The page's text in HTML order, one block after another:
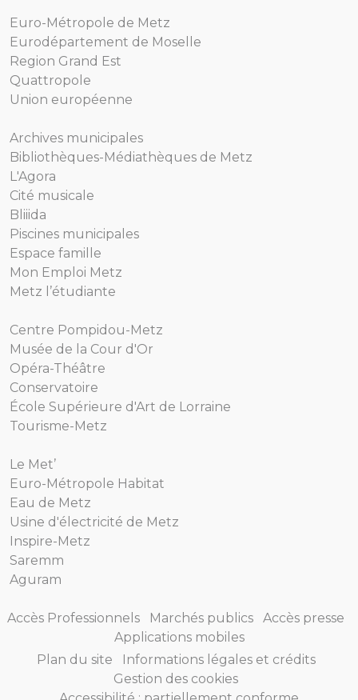
Euro-Métropole de Metz
Eurodépartement de Moselle
Region Grand Est
Quattropole
Union européenne
Archives municipales
Bibliothèques-Médiathèques de Metz
L'Agora
Cité musicale
Bliiida
Piscines municipales
Espace famille
Mon Emploi Metz
Metz l’étudiante
Centre Pompidou-Metz
Musée de la Cour d'Or
Opéra-Théâtre
Conservatoire
École Supérieure d'Art de Lorraine
Tourisme-Metz
Le Met’
Euro-Métropole Habitat
Eau de Metz
Usine d'électricité de Metz
Inspire-Metz
Saremm
Aguram
Accès Professionnels Marchés publics
Accès presse
Applications mobiles
Plan du site
Informations légales et crédits
Gestion des cookies